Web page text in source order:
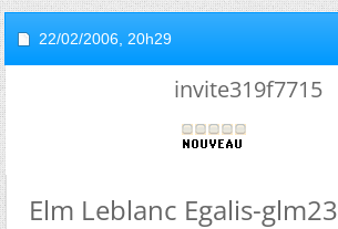
22/02/2006, 20h29
invite319f7715
Elm Leblanc Egalis-glm23